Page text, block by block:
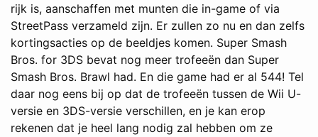
rijk is, aanschaffen met munten die in-game of via
StreetPass verzameld zijn. Er zullen zo nu en dan zelfs
kortingsacties op de beeldjes komen. Super Smash
Bros. for 3DS bevat nog meer trofeeën dan Super
Smash Bros. Brawl had. En die game had er al 544! Tel
daar nog eens bij op dat de trofeeën tussen de Wii U-
versie en 3DS-versie verschillen, en je kan erop
rekenen dat je heel lang nodig zal hebben om ze